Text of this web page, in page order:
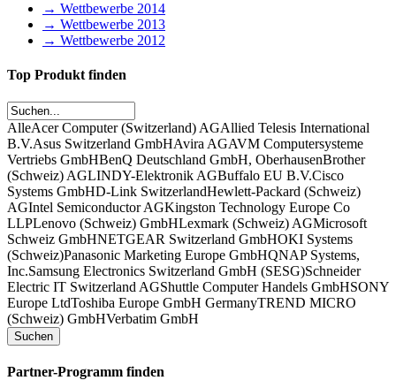
→ Wettbewerbe 2014
→ Wettbewerbe 2013
→ Wettbewerbe 2012
Top Produkt finden
AlleAcer Computer (Switzerland) AGAllied Telesis International
B.V.Asus Switzerland GmbHAvira AGAVM Computersysteme
Vertriebs GmbHBenQ Deutschland GmbH, OberhausenBrother
(Schweiz) AGLINDY-Elektronik AGBuffalo EU B.V.Cisco
Systems GmbHD-Link SwitzerlandHewlett-Packard (Schweiz)
AGIntel Semiconductor AGKingston Technology Europe Co
LLPLenovo (Schweiz) GmbHLexmark (Schweiz) AGMicrosoft
Schweiz GmbHNETGEAR Switzerland GmbHOKI Systems
(Schweiz)Panasonic Marketing Europe GmbHQNAP Systems,
Inc.Samsung Electronics Switzerland GmbH (SESG)Schneider
Electric IT Switzerland AGShuttle Computer Handels GmbHSONY
Europe LtdToshiba Europe GmbH GermanyTREND MICRO
(Schweiz) GmbHVerbatim GmbH
Partner-Programm finden